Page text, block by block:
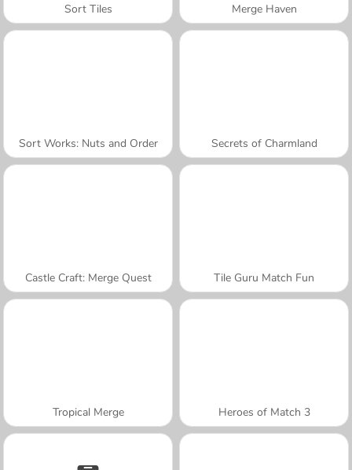
Sort Tiles Merge Haven
Sort Works: Nuts and Order Secrets of Charmland
Castle Craft: Merge Quest Tile Guru Match Fun
Tropical Merge Heroes of Match 3